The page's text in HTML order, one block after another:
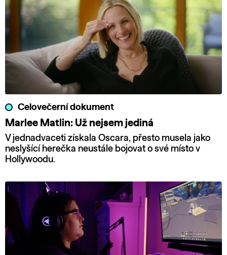
Celovečerní dokument
Marlee Matlin: Už nejsem jediná
V jednadvaceti získala Oscara, přesto musela jako
neslyšící herečka neustále bojovat o své místo v
Hollywoodu.